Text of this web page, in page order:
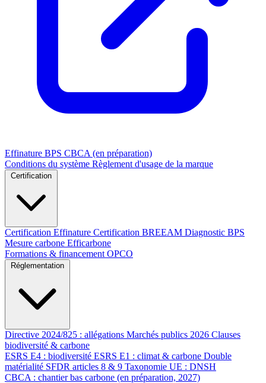
Effinature BPS CBCA (en préparation)
Conditions du système Règlement d'usage de la marque
Certification
Certification Effinature Certification BREEAM Diagnostic BPS
Mesure carbone Efficarbone
Formations & financement OPCO
Réglementation
Directive 2024/825 : allégations Marchés publics 2026 Clauses
biodiversité & carbone
ESRS E4 : biodiversité ESRS E1 : climat & carbone Double
matérialité SFDR articles 8 & 9 Taxonomie UE : DNSH
CBCA : chantier bas carbone (en préparation, 2027)